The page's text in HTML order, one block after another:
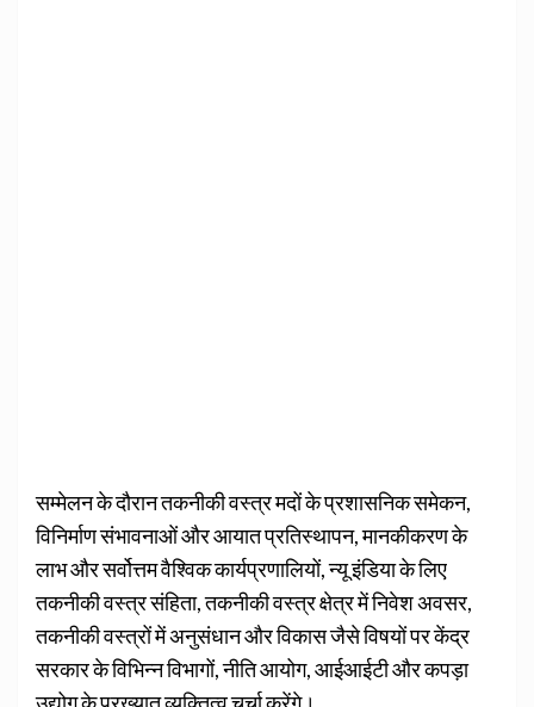
सम्मेलन के दौरान तकनीकी वस्त्र मदों के प्रशासनिक समेकन,
विनिर्माण संभावनाओं और आयात प्रतिस्थापन, मानकीकरण के
लाभ और सर्वोत्तम वैश्विक कार्यप्रणालियों, न्यू इंडिया के लिए
तकनीकी वस्त्र संहिता, तकनीकी वस्त्र क्षेत्र में निवेश अवसर,
तकनीकी वस्त्रों में अनुसंधान और विकास जैसे विषयों पर केंद्र
सरकार के विभिन्न विभागों, नीति आयोग, आईआईटी और कपड़ा